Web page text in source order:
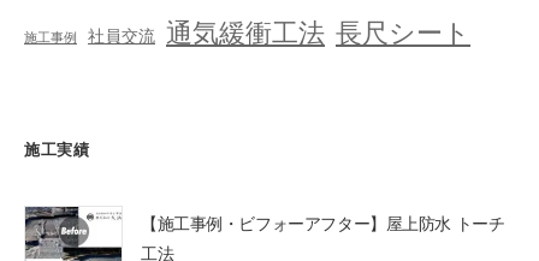
施工事例 社員交流 通気緩衝工法 長尺シート
施工実績
【施工事例・ビフォーアフター】屋上防水 トーチ
工法